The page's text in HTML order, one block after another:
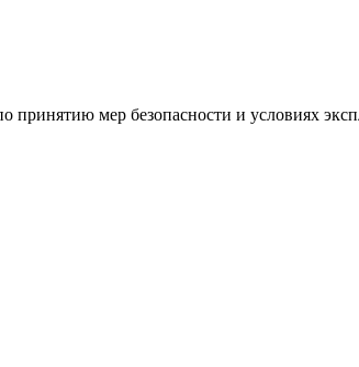
мер безопасности и условиях